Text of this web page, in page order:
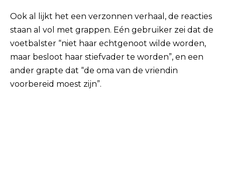
Ook al lijkt het een verzonnen verhaal, de reacties
staan ​​al vol met grappen. Eén gebruiker zei dat de
voetbalster “niet haar echtgenoot wilde worden,
maar besloot haar stiefvader te worden”, en een
ander grapte dat “de oma van de vriendin
voorbereid moest zijn”.